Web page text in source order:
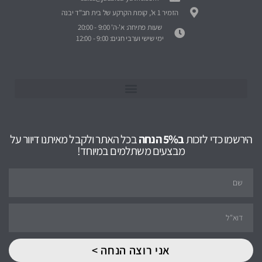
הזמיר 1 א', קומת הקרקע של בית חב"ד יבנה
שעות פתיחה: א'-ה' 9:00 - 20:00
ימי שישי וערבי חגים: 9:00 - 12:00
הירשמו כדי לזכותב5% הנחה בכל האתר ולקבל מאיתנו דיוור על
מבצעים משתלמים במיוחד!
אני רוצה הנחה >